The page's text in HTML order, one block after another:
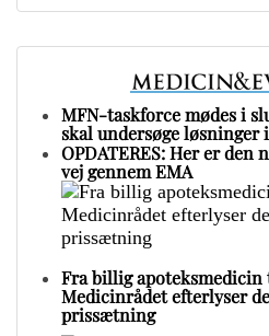
MFN-taskforce mødes i
skal undersøge løsninger
OPDATERES: Her er den
vej gennem EMA
Fra billig
Medicinrådet efterlyser
prissætning